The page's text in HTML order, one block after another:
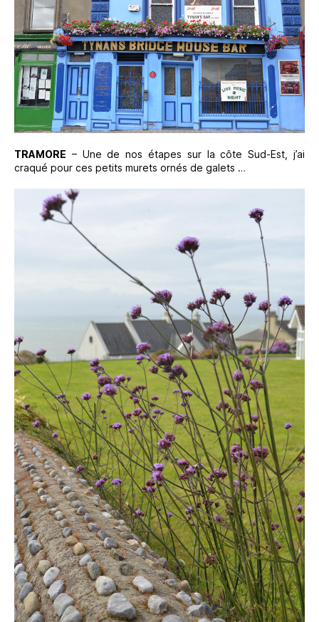
TRAMORE – Une de nos étapes sur la côte Sud-Est, j’ai
craqué pour ces petits murets ornés de galets …